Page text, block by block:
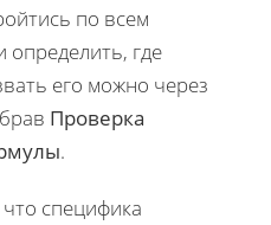
по всем
где
его можно через
Проверка
.
специфика